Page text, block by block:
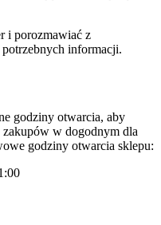
i porozmawiać z
informacji.
godziny otwarcia, aby
w dogodnym dla
godziny otwarcia sklepu: